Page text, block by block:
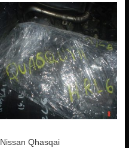
Nissan Qhasqai